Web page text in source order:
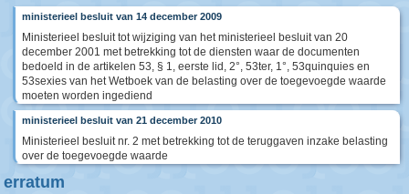
ministerieel besluit van 14 december 2009
Ministerieel besluit tot wijziging van het ministerieel besluit van 20
december 2001 met betrekking tot de diensten waar de documenten
bedoeld in de artikelen 53, § 1, eerste lid, 2°, 53ter, 1°, 53quinquies en
53sexies van het Wetboek van de belasting over de toegevoegde waarde
moeten worden ingediend
ministerieel besluit van 21 december 2010
Ministerieel besluit nr. 2 met betrekking tot de teruggaven inzake belasting
over de toegevoegde waarde
erratum